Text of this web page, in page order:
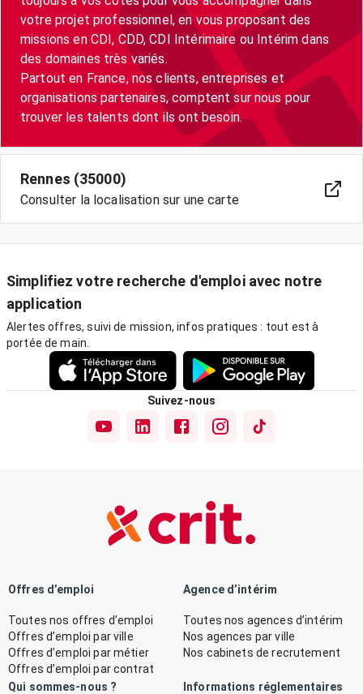
votre projet professionnel, en vous proposant des
missions en CDI, CDD, CDI Intérimaire ou Intérim dans
des domaines très variés.
Partout en France, nos clients, entreprises et
organisations partenaires, comptent sur nous pour
trouver les talents dont ils ont besoin.
Rennes (35000)
Consulter la localisation sur une carte
Simplifiez votre recherche d'emploi avec notre
application
Alertes offres, suivi de mission, infos pratiques : tout est à
portée de main.
Suivez-nous
Offres d’emploi
Toutes nos offres d’emploi
Offres d’emploi par ville
Offres d’emploi par métier
Offres d’emploi par contrat
Agence d’intérim
Toutes nos agences d’intérim
Nos agences par ville
Nos cabinets de recrutement
Qui sommes-nous ? Informations réglementaires